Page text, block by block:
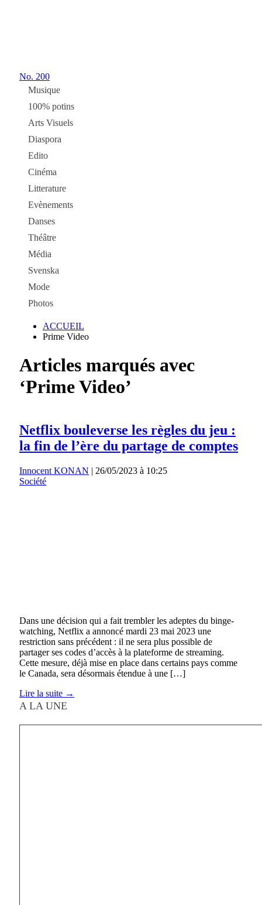
No. 200
Musique
100% potins
Arts Visuels
Diaspora
Edito
Cinéma
Litterature
Evènements
Danses
Théâtre
Média
Svenska
Mode
Photos
ACCUEIL
Prime Video
Articles marqués avec
‘Prime Video’
Netflix bouleverse les règles du jeu :
la fin de l’ère du partage de comptes
Innocent KONAN | 26/05/2023 à 10:25
Société
Dans une décision qui a fait trembler les adeptes du binge-
watching, Netflix a annoncé mardi 23 mai 2023 une
restriction sans précédent : il ne sera plus possible de
partager ses codes d’accès à la plateforme de streaming.
Cette mesure, déjà mise en place dans certains pays comme
le Canada, sera désormais étendue à une […]
Lire la suite →
A LA UNE